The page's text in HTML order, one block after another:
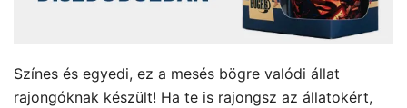
Színes és egyedi, ez a mesés bögre valódi állat
rajongóknak készült! Ha te is rajongsz az állatokért,